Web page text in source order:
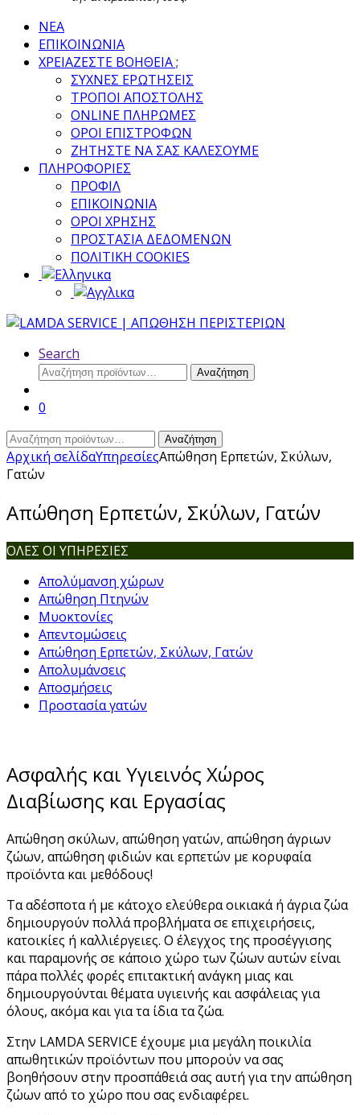
ΝΕΑ
ΕΠΙΚΟΙΝΩΝΙΑ
ΧΡΕΙΑΖΕΣΤΕ ΒΟΗΘΕΙΑ ;
ΣΥΧΝΕΣ ΕΡΩΤΗΣΕΙΣ
ΤΡΟΠΟΙ ΑΠΟΣΤΟΛΗΣ
ONLINE ΠΛΗΡΩΜΕΣ
ΟΡΟΙ ΕΠΙΣΤΡΟΦΩΝ
ΖΗΤΗΣΤΕ ΝΑ ΣΑΣ ΚΑΛΕΣΟΥΜΕ
ΠΛΗΡΟΦΟΡΙΕΣ
ΠΡΟΦΙΛ
ΕΠΙΚΟΙΝΩΝΙΑ
ΟΡΟΙ ΧΡΗΣΗΣ
ΠΡΟΣΤΑΣΙΑ ΔΕΔΟΜΕΝΩΝ
ΠΟΛΙΤΙΚΗ COOKIES
Search
Αναζήτηση
Αναζήτηση
0
Αναζήτηση
για:
Αναζήτηση
Αρχική σελίδαΥπηρεσίεςΑπώθηση Ερπετών, Σκύλων,
Γατών
Απώθηση Ερπετών, Σκύλων, Γατών
ΟΛΕΣ ΟΙ ΥΠΗΡΕΣΙΕΣ
Απολύμανση χώρων
Απώθηση Πτηνών
Μυοκτονίες
Απεντομώσεις
Απώθηση Ερπετών, Σκύλων, Γατών
Απολυμάνσεις
Αποσμήσεις
Προστασία γατών
Ασφαλής και Υγιεινός Χώρος
Διαβίωσης και Εργασίας
Απώθηση σκύλων, απώθηση γατών, απώθηση άγριων
ζώων, απώθηση φιδιών και ερπετών με κορυφαία
προϊόντα και μεθόδους!
Τα αδέσποτα ή με κάτοχο ελεύθερα οικιακά ή άγρια ζώα
δημιουργούν πολλά προβλήματα σε επιχειρήσεις,
κατοικίες ή καλλιέργειες. Ο έλεγχος της προσέγγισης
και παραμονής σε κάποιο χώρο των ζώων αυτών είναι
πάρα πολλές φορές επιτακτική ανάγκη μιας και
δημιουργούνται θέματα υγιεινής και ασφάλειας για
όλους, ακόμα και για τα ίδια τα ζώα.
Στην LAMDA SERVICE έχουμε μια μεγάλη ποικιλία
απωθητικών προϊόντων που μπορούν να σας
βοηθήσουν στην προσπάθειά σας αυτή για την απώθηση
ζώων από το χώρο που σας ενδιαφέρει.